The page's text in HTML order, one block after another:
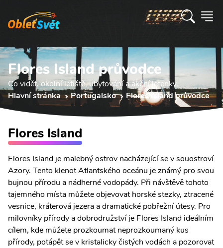
Flores Island průvodce
Co vidět, okolní letiště, ubytování a akční letenky.
Hlavní stránka
Portugalsko Flores Island průvodce
Flores Island
Flores Island je malebný ostrov nacházející se v souostroví
Azory. Tento klenot Atlantského oceánu je známý pro svou
bujnou přírodu a nádherné vodopády. Při návštěvě tohoto
tajemného místa můžete objevovat horské stezky, ztracené
vesnice, kráterová jezera a dramatické pobřežní útesy. Pro
milovníky přírody a dobrodružství je Flores Island ideálním
cílem, kde můžete prozkoumat neprozkoumaný kus
přírody, potápět se v kristalicky čistých vodách a pozorovat